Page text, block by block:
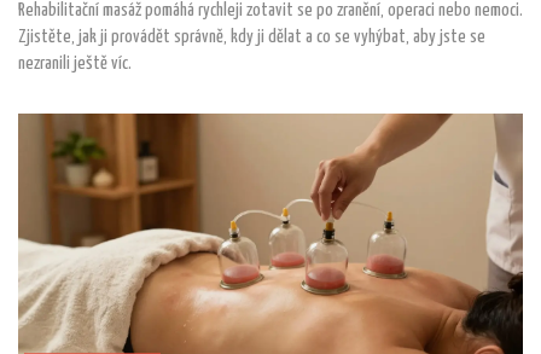
Rehabilitační masáž pomáhá rychleji zotavit se po zranění, operaci nebo nemoci.
Zjistěte, jak ji provádět správně, kdy ji dělat a co se vyhýbat, aby jste se
nezranili ještě víc.